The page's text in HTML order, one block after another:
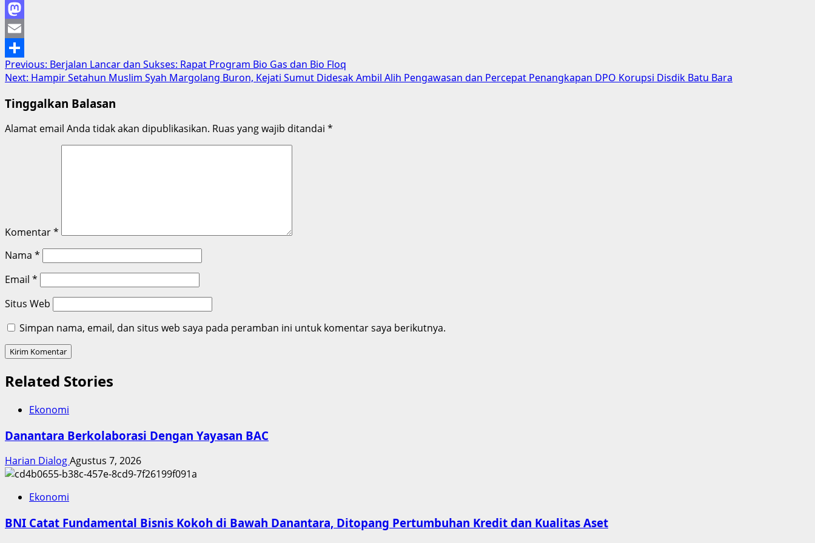
Facebook
Mastodon
Email
Share
Post
navigation
Previous: Berjalan Lancar dan Sukses: Rapat Program Bio Gas dan Bio Floq
Next: Hampir Setahun Muslim Syah Margolang Buron, Kejati Sumut Didesak Ambil Alih Pengawasan dan Percepat Penangkapan DPO Korupsi Disdik Batu Bara
Tinggalkan Balasan
Alamat email Anda tidak akan dipublikasikan. Ruas yang wajib ditandai *
Komentar*
Nama *
Email *
Situs Web
Simpan nama, email, dan situs web saya pada peramban ini untuk komentar saya berikutnya.
Related Stories
Ekonomi
Danantara Berkolaborasi Dengan Yayasan BAC
Harian DialogAgustus 7, 2026
Ekonomi
BNI Catat Fundamental Bisnis Kokoh di Bawah Danantara, Ditopang Pertumbuhan Kredit dan Kualitas Aset